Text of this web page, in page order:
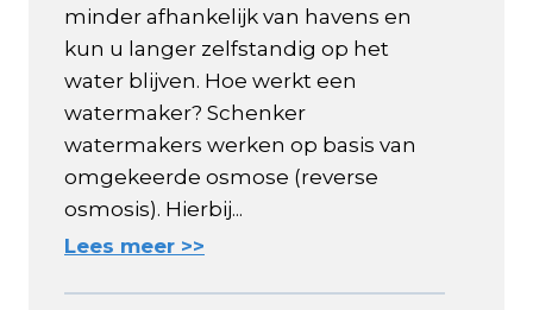
minder afhankelijk van havens en
kun u langer zelfstandig op het
water blijven. Hoe werkt een
watermaker? Schenker
watermakers werken op basis van
omgekeerde osmose (reverse
osmosis). Hierbij...
Lees meer >>